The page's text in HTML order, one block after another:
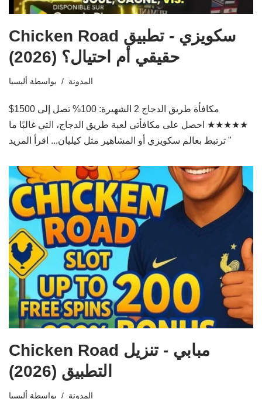
Chicken Road سكويزي - تطبيق
حقيقي أم احتيال؟ (2026)
بواسطة أليسيا المدونة
مكافأة طريق الدجاج 2 الشهيرة: 100% تصل إلى 1500$
★★★★★ احصل على مكافأتي لعبة طريق الدجاج، التي غالبًا ما
ترتبط بعالم سكويزي أو المشاهير مثل كيليان... اقرأ المزيد "
Chicken Road مبابي - تنزيل
التطبيق (2026)
بواسطة أليسيا المدونة